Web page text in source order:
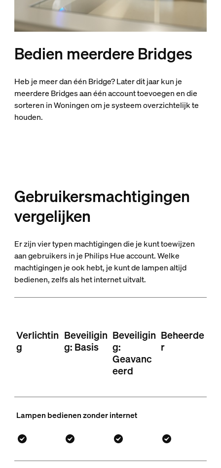
Bedien meerdere Bridges
Heb je meer dan één Bridge? Later dit jaar kun je
meerdere Bridges aan één account toevoegen en die
sorteren in Woningen om je systeem overzichtelijk te
houden.
Gebruikersmachtigingen
vergelijken
Er zijn vier typen machtigingen die je kunt toewijzen
aan gebruikers in je Philips Hue account. Welke
machtigingen je ook hebt, je kunt de lampen altijd
bedienen, zelfs als het internet uitvalt.
Verlichtin
g
Beveiligin
g: Basis
Beveiligin
g:
Geavanc
eerd
Beheerde
r
Lampen bedienen zonder internet